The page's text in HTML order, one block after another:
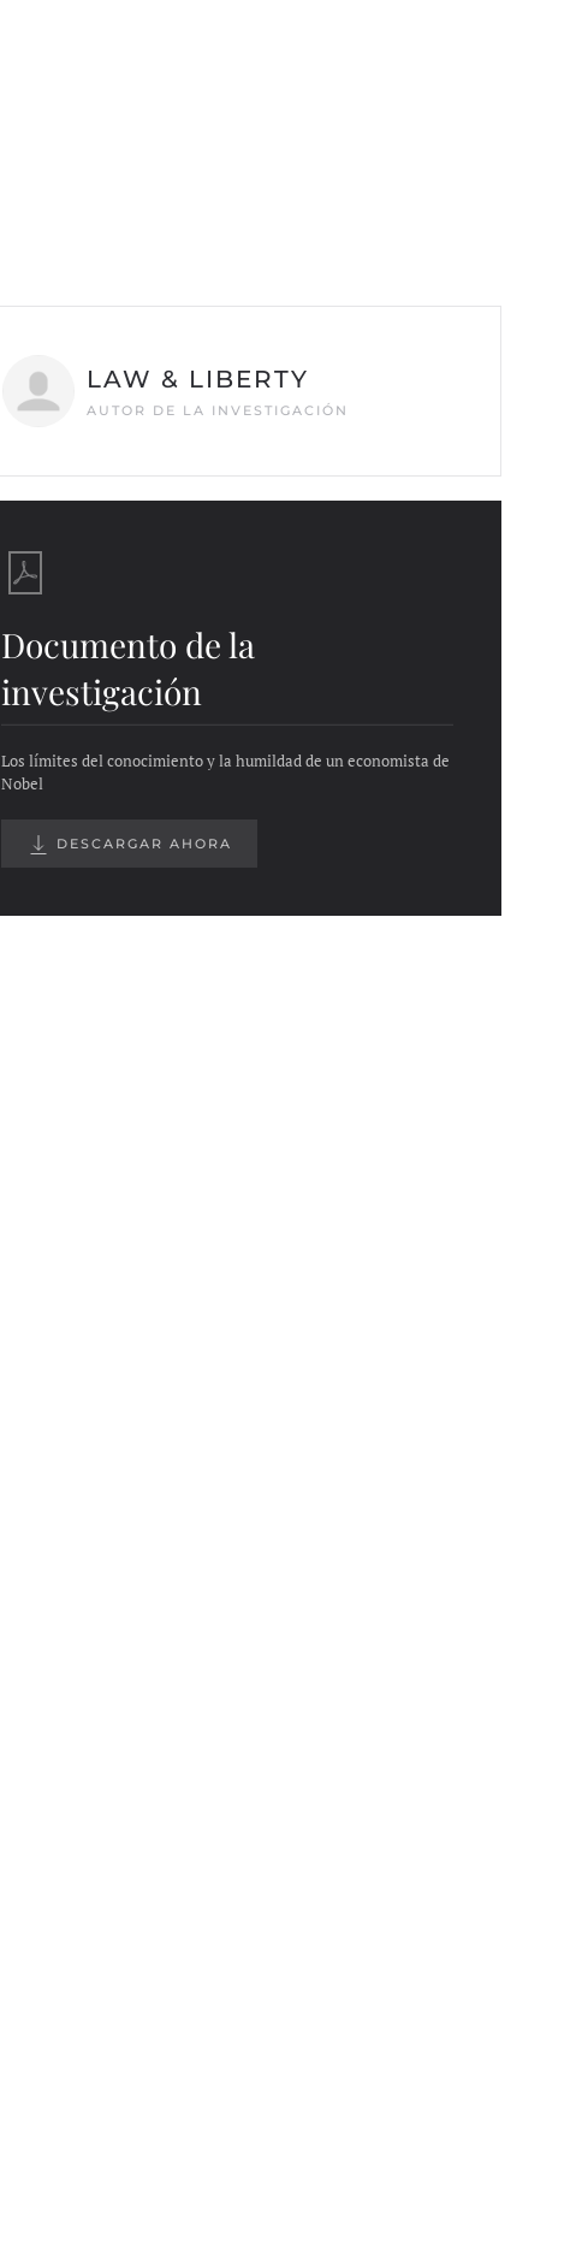
LAW & LIBERTY
AUTOR DE LA INVESTIGACIÓN
Documento de la
investigación
Los límites del conocimiento y la humildad de un economista de
Nobel
DESCARGAR AHORA